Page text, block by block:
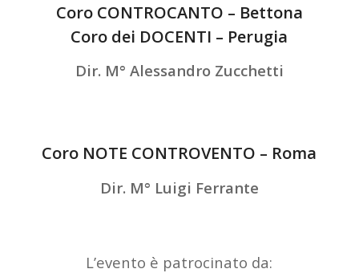
Coro CONTROCANTO – Bettona
Coro dei DOCENTI – Perugia
Dir. M° Alessandro Zucchetti
Coro NOTE CONTROVENTO – Roma
Dir. M° Luigi Ferrante
L’evento è patrocinato da: